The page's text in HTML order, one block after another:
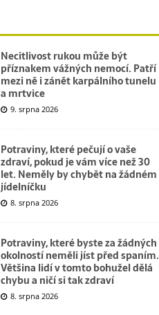
Necitlivost rukou může být
příznakem vážných nemocí. Patří
mezi ně i zánět karpálního tunelu
a mrtvice
9. srpna 2026
Potraviny, které pečují o vaše
zdraví, pokud je vám více než 30
let. Neměly by chybět na žádném
jídelníčku
8. srpna 2026
Potraviny, které byste za žádných
okolností neměli jíst před spaním.
Většina lidí v tomto bohužel dělá
chybu a ničí si tak zdraví
8. srpna 2026